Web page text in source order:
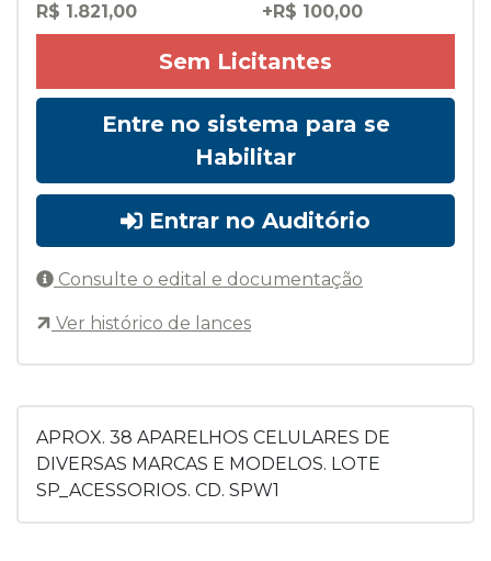
APROX. 38 APARELHOS CELULARES DE
DIVERSAS MARCAS E MODELOS. LOTE
SP_ACESSORIOS. CD. SPW1
R$ 1.821,00
+R$ 100,00
Sem Licitantes
Entre no sistema para se
Habilitar
Entrar no Auditório
Consulte o edital e documentação
Ver histórico de lances